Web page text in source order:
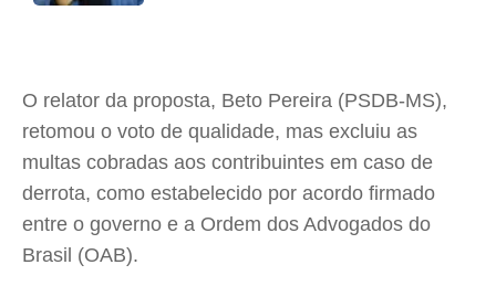
O relator da proposta, Beto Pereira (PSDB-MS),
retomou o voto de qualidade, mas excluiu as
multas cobradas aos contribuintes em caso de
derrota, como estabelecido por acordo firmado
entre o governo e a Ordem dos Advogados do
Brasil (OAB).